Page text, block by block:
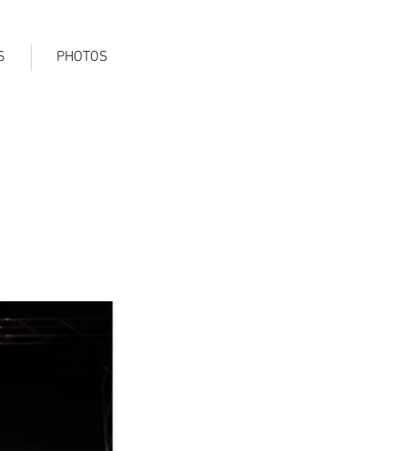
PHOTOS